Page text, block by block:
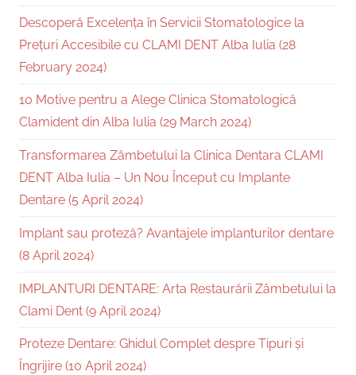
Descoperă Excelența în Servicii Stomatologice la
Prețuri Accesibile cu CLAMI DENT Alba Iulia (28
February 2024)
10 Motive pentru a Alege Clinica Stomatologică
Clamident din Alba Iulia (29 March 2024)
Transformarea Zâmbetului la Clinica Dentara CLAMI
DENT Alba Iulia – Un Nou Început cu Implante
Dentare (5 April 2024)
Implant sau proteză? Avantajele implanturilor dentare
(8 April 2024)
IMPLANTURI DENTARE: Arta Restaurării Zâmbetului la
Clami Dent (9 April 2024)
Proteze Dentare: Ghidul Complet despre Tipuri și
Îngrijire (10 April 2024)